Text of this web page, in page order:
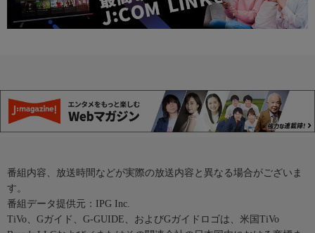
番組内容、放送時間などが実際の放送内容と異なる場合がございま
す。
番組データ提供元：IPG Inc.
TiVo、Gガイド、G-GUIDE、およびGガイドロゴは、米国TiVo